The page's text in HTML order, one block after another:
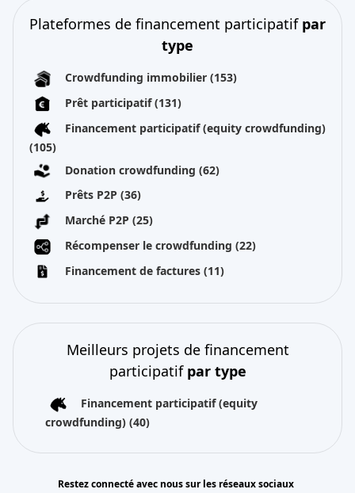
Plateformes de financement participatif par
type
Crowdfunding immobilier (153)
Prêt participatif(131)
Financement participatif (equity crowdfunding)
(105)
Donation crowdfunding (62)
Prêts P2P (36)
Marché P2P (25)
Récompenser le crowdfunding (22)
Financement de factures (11)
Meilleurs projets de financement
participatif par type
Financement participatif (equity
crowdfunding) (40)
Restez connecté avec nous sur les réseaux sociaux